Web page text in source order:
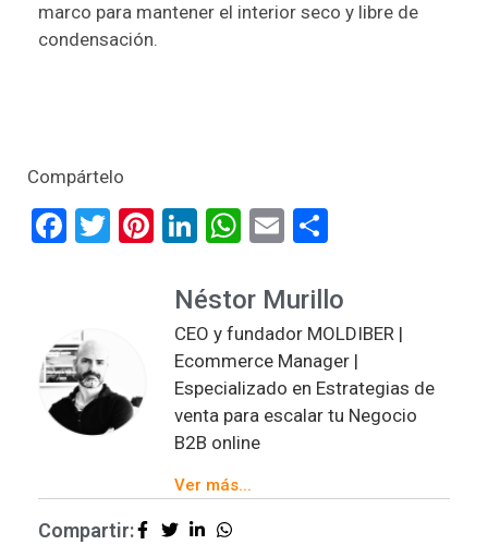
marco para mantener el interior seco y libre de
condensación.
Compártelo
Facebook
TwitterPinterest
LinkedInWhatsApp
Email
Néstor Murillo
CEO y fundador MOLDIBER |
Ecommerce Manager |
Especializado en Estrategias de
venta para escalar tu Negocio
B2B online
Ver más...
Compartir: